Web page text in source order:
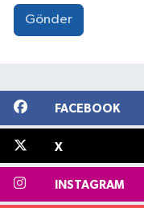
Gönder
FACEBOOK
X
INSTAGRAM